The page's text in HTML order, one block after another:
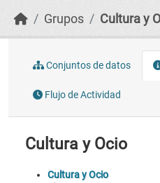
Grupos Cultura y
Conjuntos de datos
Flujo de Actividad
Cultura y Ocio
Cultura y Ocio